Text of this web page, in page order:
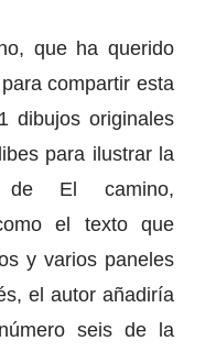
que ha querido
compartir esta
dibujos originales
para ilustrar la
de El camino,
el texto que
y varios paneles
el autor añadiría
seis de la